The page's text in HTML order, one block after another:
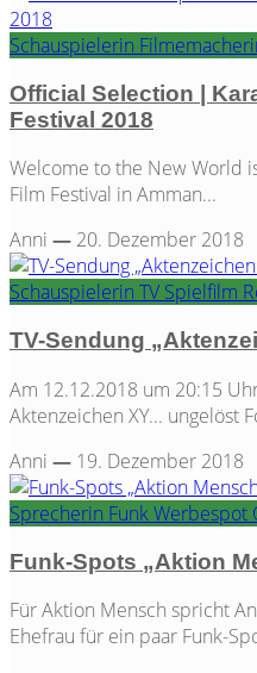
Tag
Schauspielerin
Official Selection |
Festival 2018
Welcome to the New World
Film Festival in Amman...
Anni — 20. Dezember 2018
Schauspielerin TV Spielfilm
TV-Sendung
Am 12.12.2018 um 20:15
Aktenzeichen XY... ungelöst
Anni — 19. Dezember 2018
Sprecherin FunkWerbespot
Funk-Spots „Aktion
Für Aktion Mensch spricht
Ehefrau für ein paar Funk-